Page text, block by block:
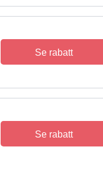
Se rabatt
Se rabatt